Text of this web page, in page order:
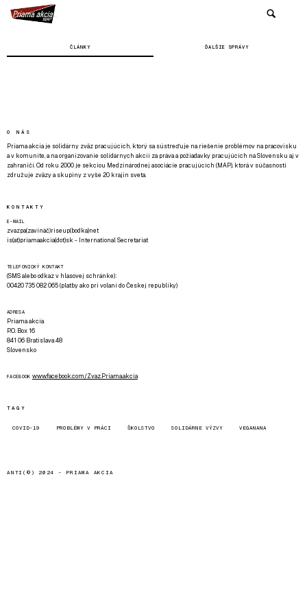
ČLÁNKY ĎALŠIE SPRÁVY
O NÁS
Priama akcia je solidárny zväz pracujúcich, ktorý sa sústreďuje na riešenie problémov na pracovisku
a v komunite, a na organizovanie solidárnych akcií za práva a požiadavky pracujúcich na Slovensku aj v
zahraničí. Od roku 2000 je sekciou Medzinárodnej asociácie pracujúcich (MAP), ktorá v súčasnosti
združuje zväzy a skupiny z vyše 20 krajín sveta.
KONTAKTY
E-MAIL
zvazpa(zavináč)riseup(bodka)net
is(at)priamaakcia(dot)sk - International Secretariat
TELEFONICKÝ KONTAKT
(SMS alebo odkaz v hlasovej schránke):
00420 735 082 065 (platby ako pri volaní do Českej republiky)
ADRESA
Priama akcia
P.O. Box 16
841 06 Bratislava 48
Slovensko
FACEBOOK www.facebook.com/Zvaz.Priama.akcia
TAGY
COVID-19 PROBLÉMY V PRÁCI ŠKOLSTVO SOLIDÁRNE VÝZVY VEGANANA
ANTI(©) 2024 - PRIAMA AKCIA